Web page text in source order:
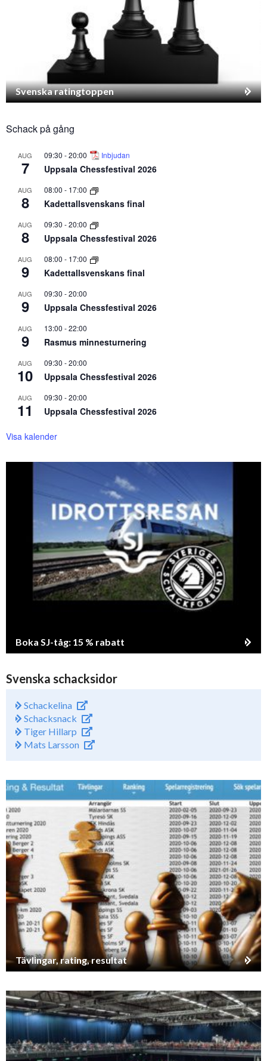
Svenska ratingtoppen
Schack på gång
AUG
7
09:30 -20:00 Inbjudan
Uppsala Chessfestival 2026
AUG
8
08:00 - 17:00
Kadettallsvenskans final
AUG
8
09:30 -20:00
Uppsala Chessfestival 2026
AUG
9
08:00 - 17:00
Kadettallsvenskans final
AUG
9
09:30 -20:00
Uppsala Chessfestival 2026
AUG
9
13:00 -22:00
Rasmus minnesturnering
AUG
10
09:30 -20:00
Uppsala Chessfestival 2026
AUG
11
09:30 -20:00
Uppsala Chessfestival 2026
Visa kalender
Boka SJ-tåg: 15 % rabatt
Svenska schacksidor
Schackelina
Schacksnack
Tiger Hillarp
Mats Larsson
Tävlingar, rating, resultat